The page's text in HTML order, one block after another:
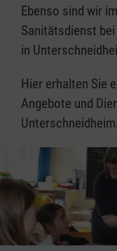
Ebenso sind wir
Sanitätsdienst
in
Hier erhalten Sie
Angebote und
Unterschneidheim.